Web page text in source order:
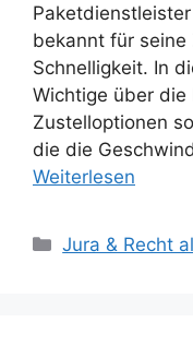
bekannt für seine
Schnelligkeit. In
Wichtige über
Zustelloptionen
die die
Weiterlesen
Kategorien
Jura & Recht